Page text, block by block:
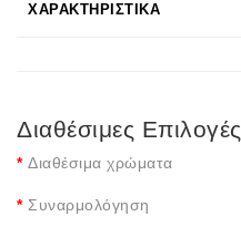
ΧΑΡΑΚΤΗΡΙΣΤΙΚΆ
Διαθέσιμες Επιλογές
Διαθέσιμα χρώματα
Συναρμολόγηση